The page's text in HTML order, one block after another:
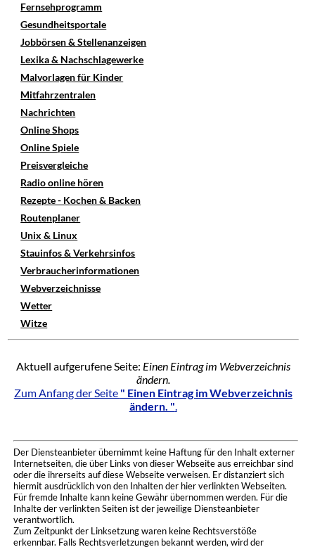
Fernsehprogramm
Gesundheitsportale
Jobbörsen & Stellenanzeigen
Lexika & Nachschlagewerke
Malvorlagen für Kinder
Mitfahrzentralen
Nachrichten
Online Shops
Online Spiele
Preisvergleiche
Radio online hören
Rezepte - Kochen & Backen
Routenplaner
Unix & Linux
Stauinfos & Verkehrsinfos
Verbraucherinformationen
Webverzeichnisse
Wetter
Witze
Aktuell aufgerufene Seite: Einen Eintrag im Webverzeichnis
ändern.
Zum Anfang der Seite " Einen Eintrag im Webverzeichnis
ändern. ".
Der Diensteanbieter übernimmt keine Haftung für den Inhalt externer
Internetseiten, die über Links von dieser Webseite aus erreichbar sind
oder die ihrerseits auf diese Webseite verweisen. Er distanziert sich
hiermit ausdrücklich von den Inhalten der hier verlinkten Webseiten.
Für fremde Inhalte kann keine Gewähr übernommen werden. Für die
Inhalte der verlinkten Seiten ist der jeweilige Diensteanbieter
verantwortlich.
Zum Zeitpunkt der Linksetzung waren keine Rechtsverstöße
erkennbar. Falls Rechtsverletzungen bekannt werden, wird der